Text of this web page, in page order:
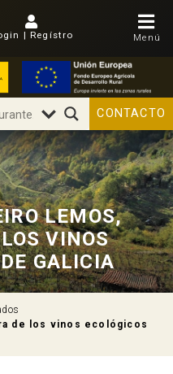
| Regístro Menú
CONTACTO
LEMOS,
VINOS
GALICIA
de los vinos ecológicos